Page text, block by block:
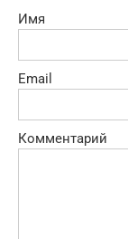
Имя
Email
Комментарий